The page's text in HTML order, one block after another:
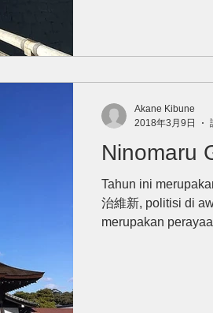
Ninomaru
Tahun ini
治維新, politisi di
merupakan
Akane Kibune
2018年3月9日